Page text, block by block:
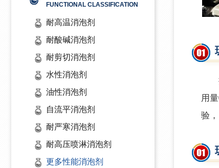
FUNCTIONAL CLASSIFICATION
耐高温消泡剂
耐酸碱消泡剂
耐剪切消泡剂
水性消泡剂
油性消泡剂
自流平消泡剂
耐严寒消泡剂
耐高压喷淋消泡剂
更多性能消泡剂
用
验